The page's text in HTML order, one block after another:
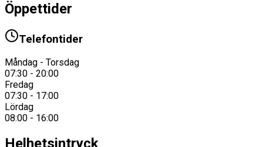
Öppettider
Telefontider
Måndag - Torsdag
07:30 - 20:00
Fredag
07:30 - 17:00
Lördag
08:00 - 16:00
Helhetsintryck